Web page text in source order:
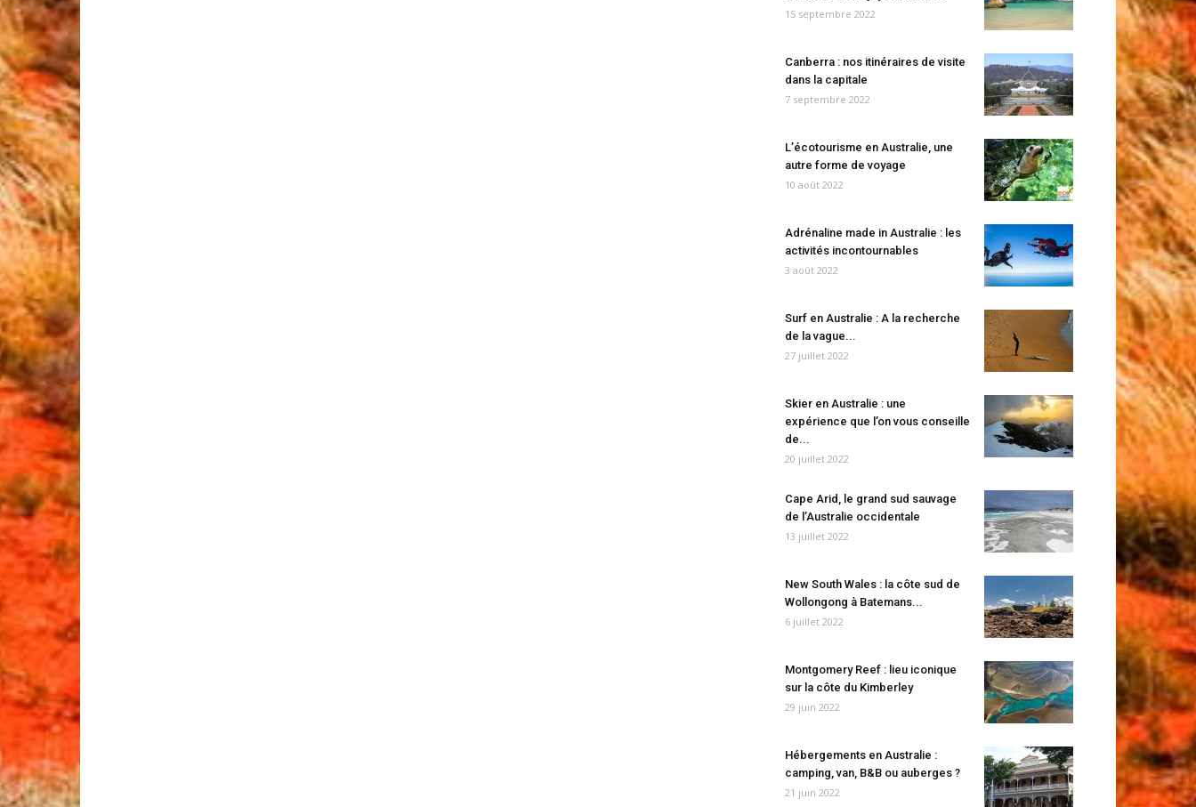
15 septembre 2022
Canberra : nos itinéraires de visite
dans la capitale
7 septembre 2022
L’écotourisme en Australie, une
autre forme de voyage
10 août 2022
Adrénaline made in Australie : les
activités incontournables
3 août 2022
Surf en Australie : A la recherche
de la vague...
27 juillet 2022
Skier en Australie : une
expérience que l’on vous conseille
de...
20 juillet 2022
Cape Arid, le grand sud sauvage
de l’Australie occidentale
13 juillet 2022
New South Wales : la côte sud de
Wollongong à Batemans...
6 juillet 2022
Montgomery Reef : lieu iconique
sur la côte du Kimberley
29 juin 2022
Hébergements en Australie :
camping, van, B&B ou auberges ?
21 juin 2022